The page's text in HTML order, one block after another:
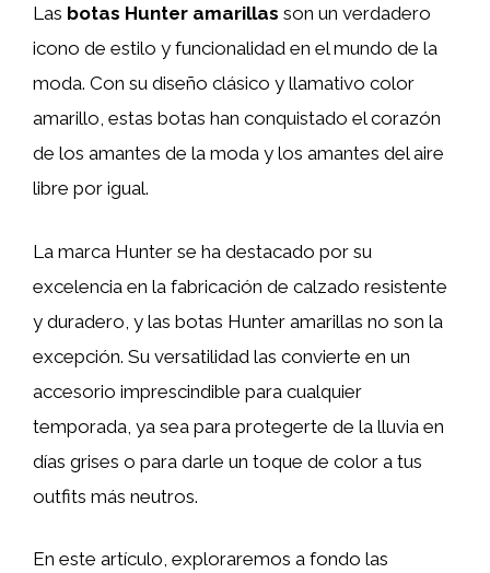
Las botas Hunter amarillas son un verdadero
icono de estilo y funcionalidad en el mundo de la
moda. Con su diseño clásico y llamativo color
amarillo, estas botas han conquistado el corazón
de los amantes de la moda y los amantes del aire
libre por igual.
La marca Hunter se ha destacado por su
excelencia en la fabricación de calzado resistente
y duradero, y las botas Hunter amarillas no son la
excepción. Su versatilidad las convierte en un
accesorio imprescindible para cualquier
temporada, ya sea para protegerte de la lluvia en
días grises o para darle un toque de color a tus
outfits más neutros.
En este artículo, exploraremos a fondo las